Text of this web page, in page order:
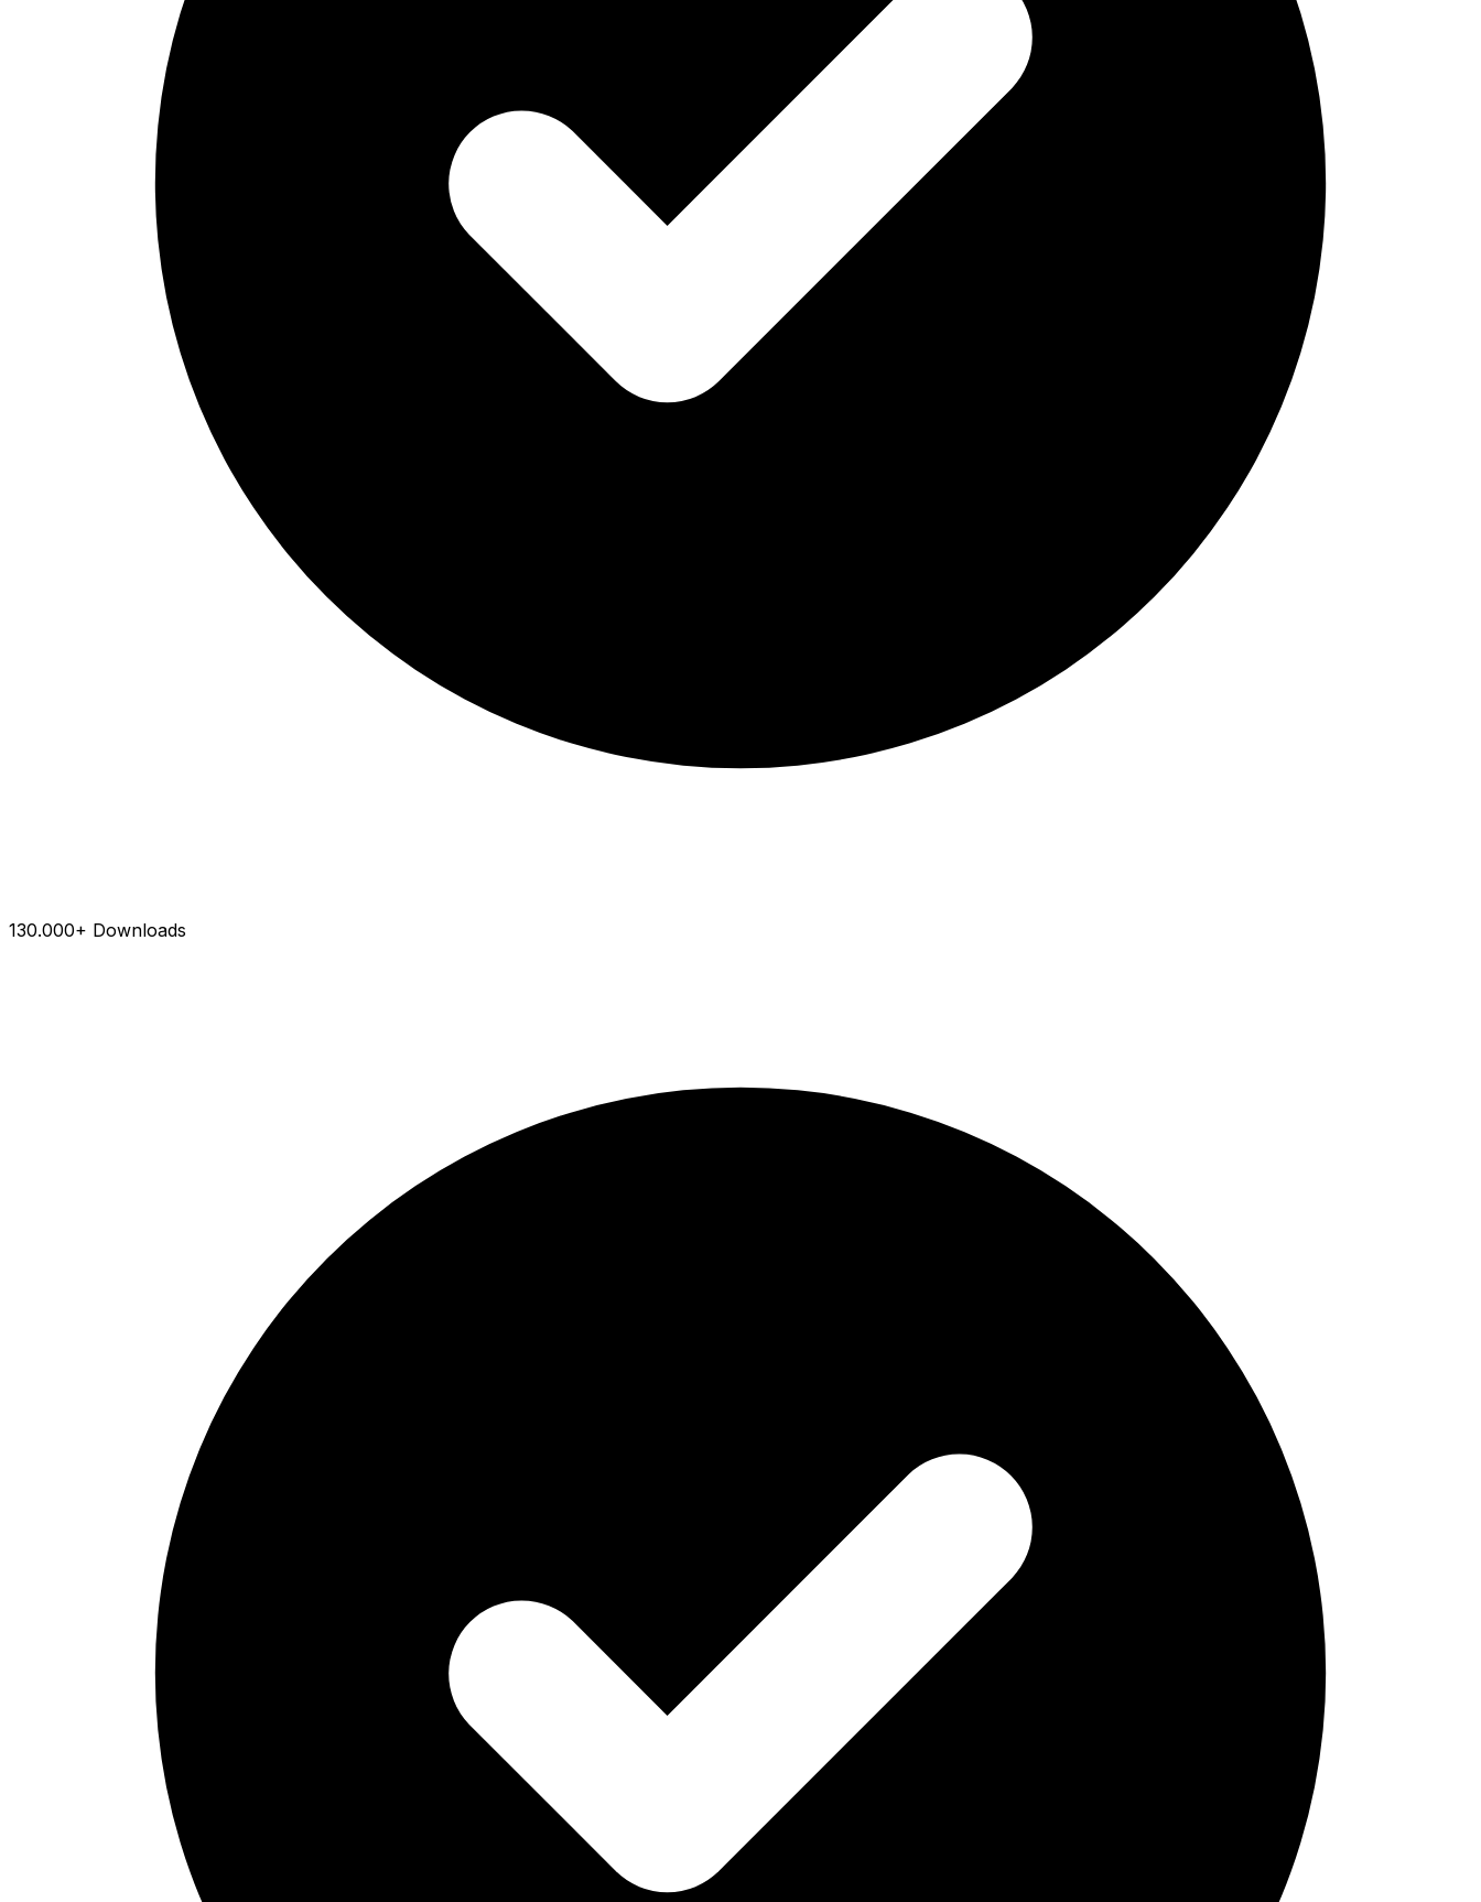
130.000+ Downloads